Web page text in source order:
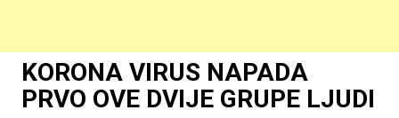
KORONA VIRUS NAPADA
PRVO OVE DVIJE GRUPE LJUDI